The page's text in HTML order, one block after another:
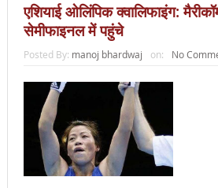
एशियाई ओलिंपिक क्वालिफाइंग:
सेमीफाइनल में पहुंचे
Posted By: manoj bhardwaj on: No